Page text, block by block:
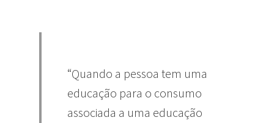
“Quando a pessoa tem uma
educação para o consumo
associada a uma educação